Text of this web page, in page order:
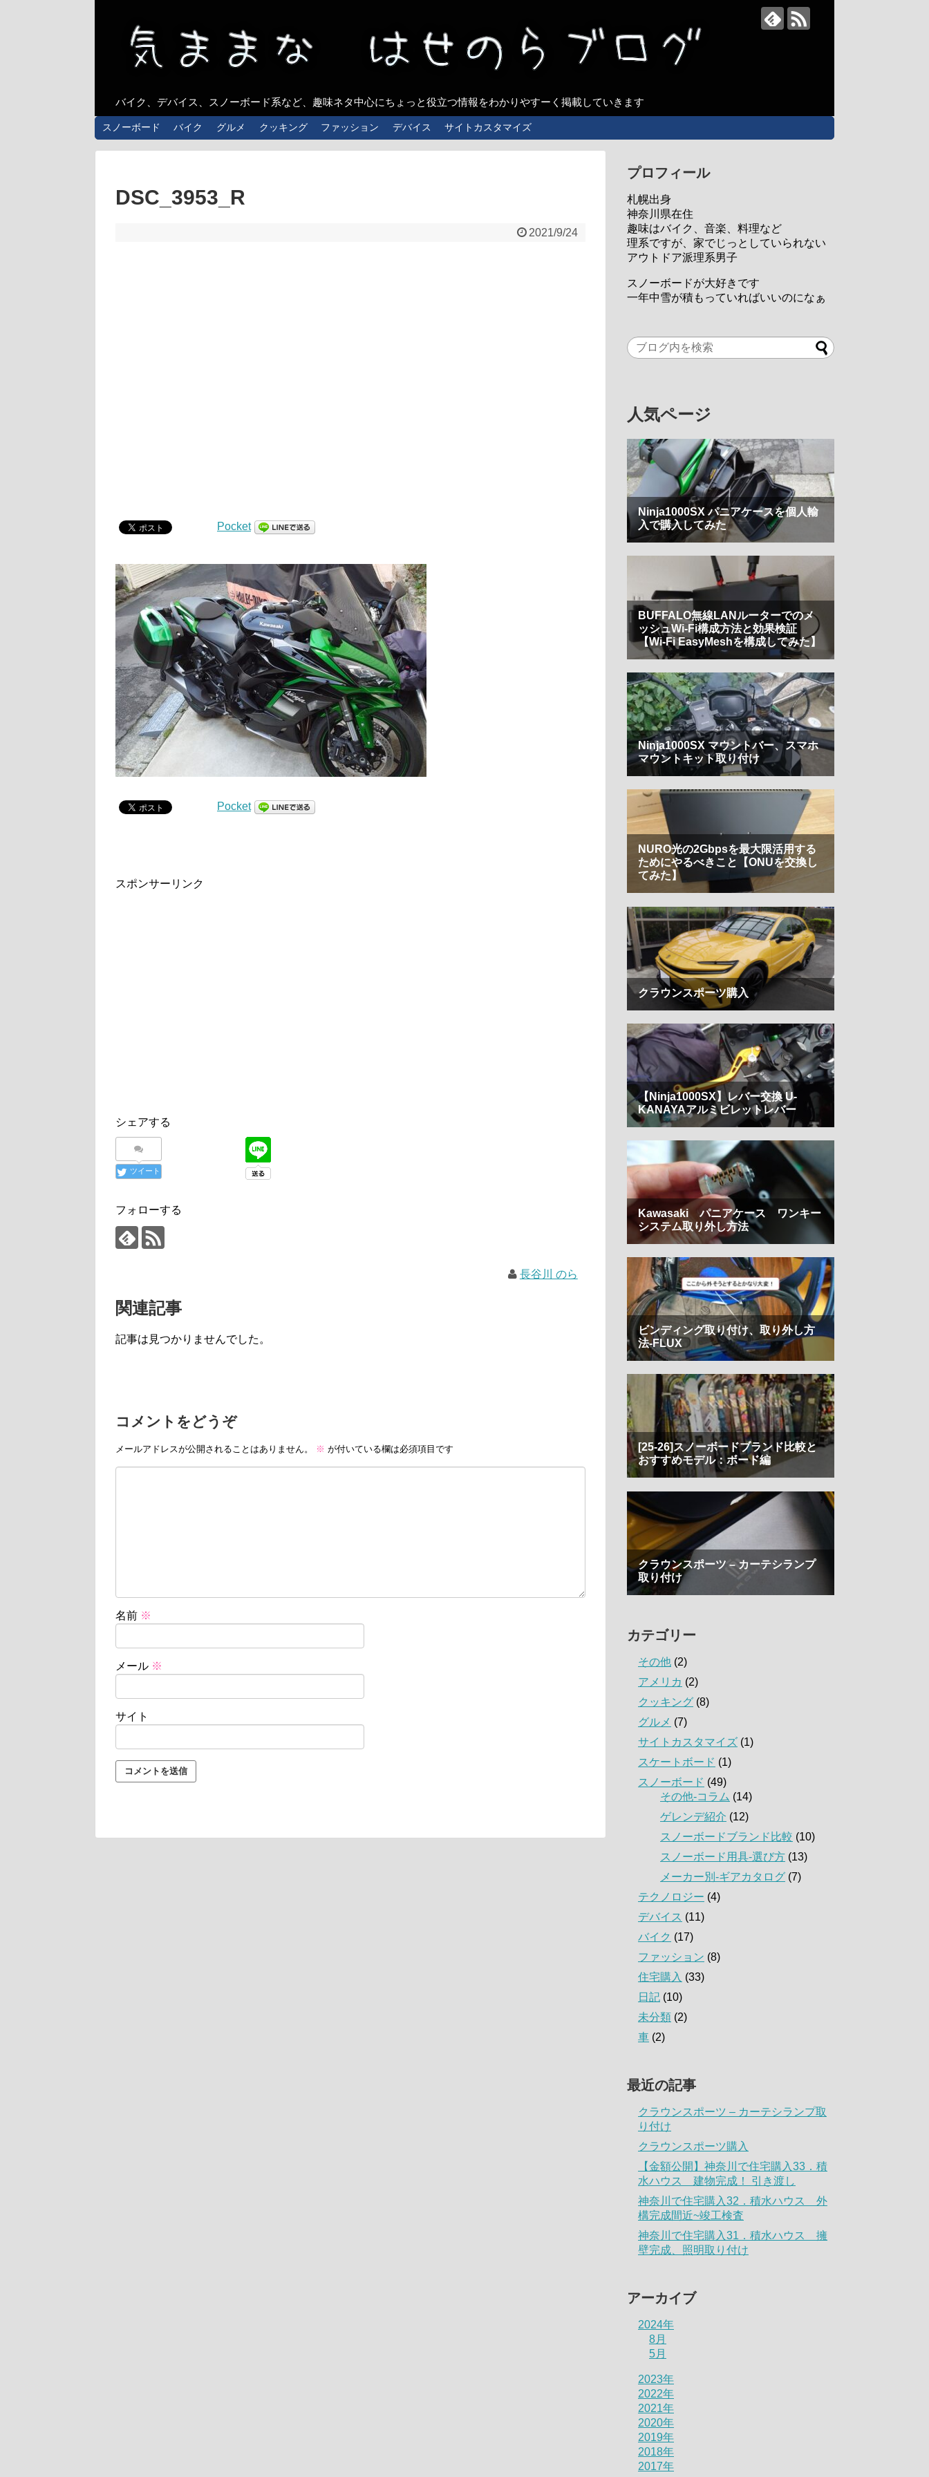
バイク、デバイス、スノーボード系など、趣味ネタ中心にちょっと役立つ情報をわかりやすーく掲載していきます
スノーボード バイク グルメ クッキング ファッション デバイス サイトカスタマイズ
DSC_3953_R
2021/9/24
Pocket
Pocket
スポンサーリンク
シェアする
ツイート
フォローする
長谷川 のら
関連記事
記事は見つかりませんでした。
コメントをどうぞ
メールアドレスが公開されることはありません。 ※ が付いている欄は必須項目です
名前 ※
メール ※
サイト
プロフィール
札幌出身
神奈川県在住
趣味はバイク、音楽、料理など
理系ですが、家でじっとしていられない
アウトドア派理系男子
スノーボードが大好きです
一年中雪が積もっていればいいのになぁ
人気ページ
カテゴリー
その他 (2)
アメリカ (2)
クッキング (8)
グルメ (7)
サイトカスタマイズ (1)
スケートボード (1)
スノーボード (49)
その他-コラム (14)
ゲレンデ紹介 (12)
スノーボードブランド比較 (10)
スノーボード用具-選び方 (13)
メーカー別-ギアカタログ (7)
テクノロジー (4)
デバイス (11)
バイク (17)
ファッション (8)
住宅購入 (33)
日記 (10)
未分類 (2)
車 (2)
最近の記事
クラウンスポーツ – カーテシランプ取
り付け
クラウンスポーツ購入
【金額公開】神奈川で住宅購入33．積
水ハウス 建物完成！ 引き渡し
神奈川で住宅購入32．積水ハウス 外
構完成間近~竣工検査
神奈川で住宅購入31．積水ハウス 擁
壁完成、照明取り付け
アーカイブ
2024年
8月
5月
2023年
2022年
2021年
2020年
2019年
2018年
2017年